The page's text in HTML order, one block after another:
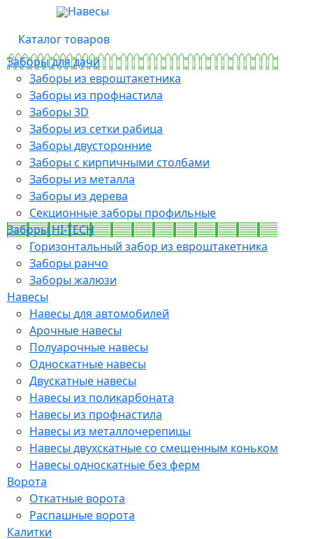
Навесы
Каталог товаров
Заборы для дачи
Заборы из евроштакетника
Заборы из профнастила
Заборы 3D
Заборы из сетки рабица
Заборы двусторонние
Заборы с кирпичными столбами
Заборы из металла
Заборы из дерева
Секционные заборы профильные
Заборы HI-TECH
Горизонтальный забор из евроштакетника
Заборы ранчо
Заборы жалюзи
Навесы
Навесы для автомобилей
Арочные навесы
Полуарочные навесы
Односкатные навесы
Двускатные навесы
Навесы из поликарбоната
Навесы из профнастила
Навесы из металлочерепицы
Навесы двухскатные со смещенным коньком
Навесы односкатные без ферм
Ворота
Откатные ворота
Распашные ворота
Калитки